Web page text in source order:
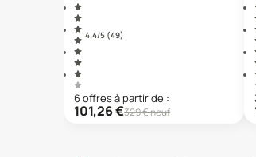
4.4/5 (49)
6offresà partir de :
101,26€329€ neuf